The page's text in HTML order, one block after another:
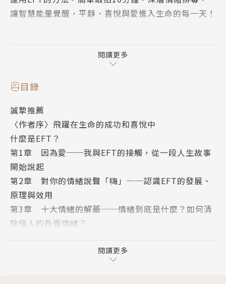
讓智慧能量覺醒，平靜、喜悅與愛進入生命的每一天！
油門，油耗得相當快，車子的引擎也跑得非常猛，但車
速始終不如預期。突然，你發現，你的左腳踩在煞車
上，手煞車也是拉起來的。請問，如果想要加快速度，
我們常有許多負面情緒，就像這樣的煞車系統，與我們
真正的目標背道而馳。它們不僅阻礙我們追求夢想中的
生活，還不斷侵蝕生命的活力和喜悅。如果沒有管理好
情緒，長此以往將會造成大腦功能的減緩，進而影響身
體健康、失去良好人際關係、降低工作成效……。
然而，這世界上有數以千萬計的人與此妥協，他們背著
情緒包袱，任由焦慮、憤怒、憂傷、害怕失敗、恐懼改
了自身，甚至讓它們取得主導權。這樣的生命好似被堵
閱讀更多
目錄
誠摯推薦
〈作者序〉飛躍在生命的成功和喜悅中
什麼是EFT？
第1章 因為愛──我與EFT的接觸，從一段人生故事
開始說起
第2章 對你的情緒說聲「嗨」──認識EFT的發展、
原理與效用
第3章 十大情緒的解藥──情緒到底是什麼？如何清
除惱人的負面情緒？
第4章 十大情緒之一：難以負荷的沉重感
第5章 十大情緒之二：不斷的自我批判
閱讀更多